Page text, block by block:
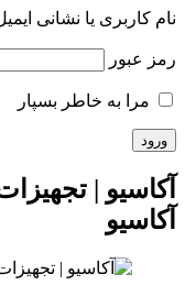
نام کاربری یا نشانی
رمز عبور
مرا به خاطر بسپار
آکاسیو |
آکاسیو